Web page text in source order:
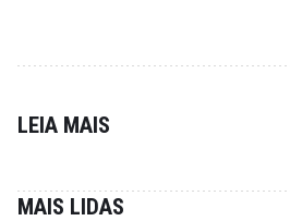
LEIA MAIS
MAIS LIDAS